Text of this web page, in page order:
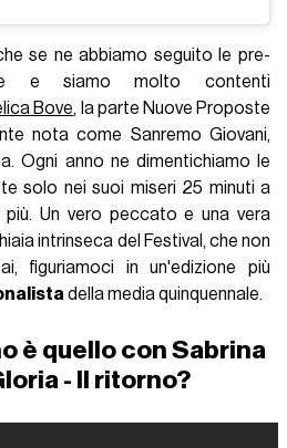
se ne abbiamo seguito le pre-
e siamo molto contenti
Bove, la parte Nuove Proposte
nota come Sanremo Giovani,
Ogni anno ne dimentichiamo le
solo nei suoi miseri 25 minuti a
Un vero peccato e una vera
intrinseca del Festival, che non
figuriamoci in un'edizione più
della media quinquennale.
è quello con Sabrina
- Il ritorno?